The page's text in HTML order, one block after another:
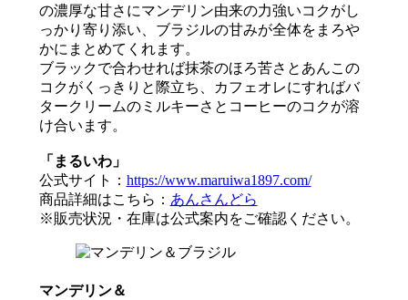
の濃厚な甘さにマンデリン由来の力強いコクがし
っかり寄り添い、ブラジルの甘みが全体をまろや
かにまとめてくれます。
ブラックで合わせれば抹茶のほろ苦さとあんこの
コクがくっきりと際立ち、カフェオレにすればバ
タークリームのミルキーさとコーヒーのコクが溶
け合います。
「まるいわ」
公式サイト： https://www.maruiwa1897.com/
商品詳細はこちら： あんさんどら
※販売状況・在庫は公式案内をご確認ください。
マンデリン＆